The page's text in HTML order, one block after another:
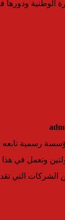
الوطنية
الشركات التي